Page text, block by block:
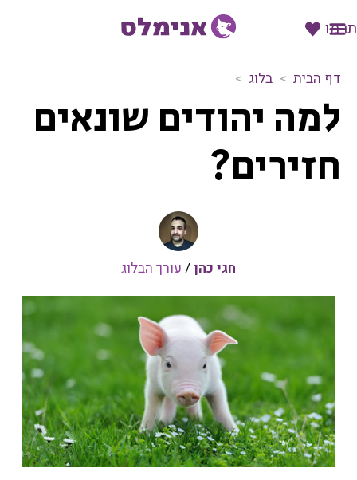
תרמו
דף הבית בלוג
מ
ה
י
ה
ו
נ
א
י
ם
ח
ז
י
ר
י
ם
למה יהודים שונאים
חזירים?
חגי כהן / עורך הבלוג